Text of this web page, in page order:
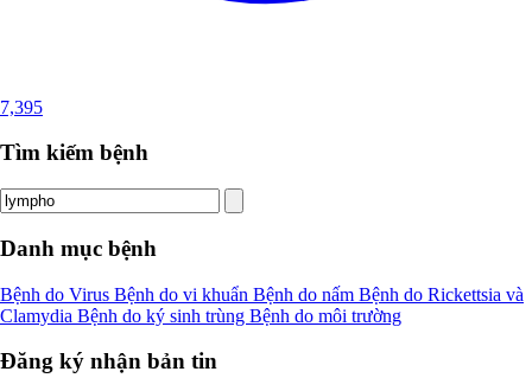
7,395
Tìm kiếm bệnh
Danh mục bệnh
Bệnh do Virus Bệnh do vi khuẩn Bệnh do nấm Bệnh do Rickettsia và
Clamydia Bệnh do ký sinh trùng Bệnh do môi trường
Đăng ký nhận bản tin